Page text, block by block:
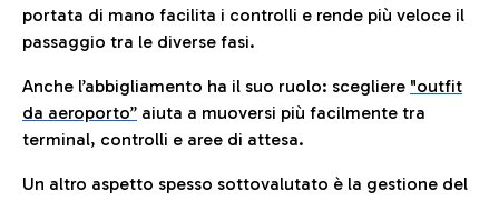
portata di mano facilita i controlli e rende più veloce il
passaggio tra le diverse fasi.
Anche l’abbigliamento ha il suo ruolo: scegliere "outfit
da aeroporto” aiuta a muoversi più facilmente tra
terminal, controlli e aree di attesa.
Un altro aspetto spesso sottovalutato è la gestione del